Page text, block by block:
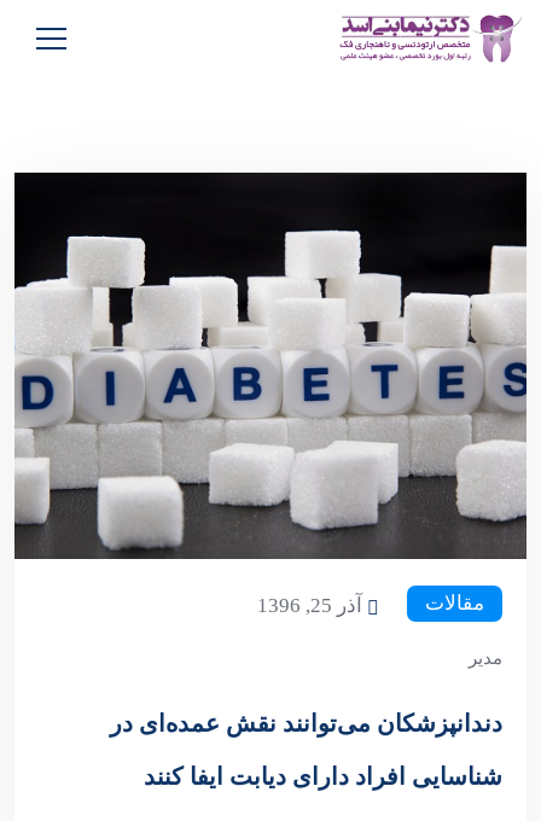
مقالات آذر 25, 1396
مدیر
دندانپزشکان می‌توانند نقش عمده‌ای در
شناسایی افراد دارای دیابت ایفا کنند